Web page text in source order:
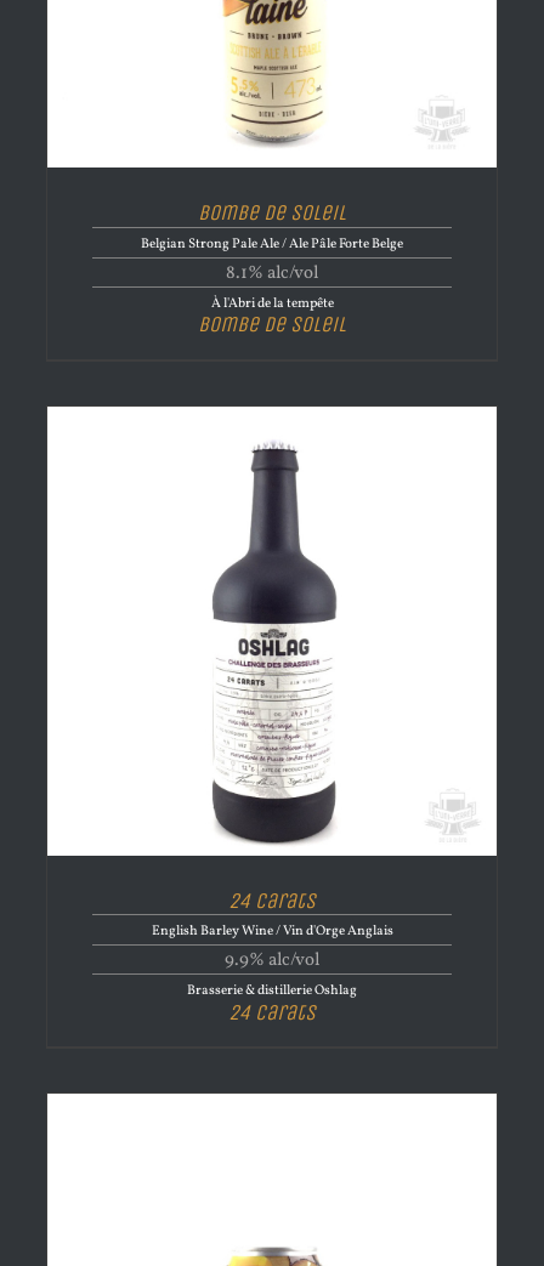
Bombe de Soleil
Belgian Strong Pale Ale / Ale Pâle Forte Belge
8.1% alc/vol
À l'Abri de la tempête
Bombe de Soleil
24 Carats
English Barley Wine / Vin d'Orge Anglais
9.9% alc/vol
Brasserie & distillerie Oshlag
24 Carats